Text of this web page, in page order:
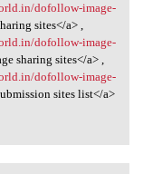
dofollow-image-
sites</a> ,
dofollow-image-
sharing sites</a> ,
dofollow-image-
sites list</a>